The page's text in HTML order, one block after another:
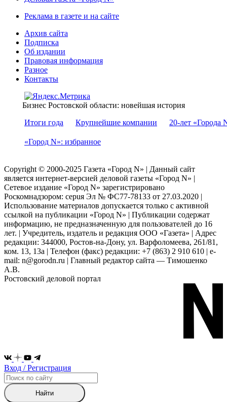
Реклама в газете и на сайте
Архив сайта
Подписка
Об издании
Правовая информация
Разное
Контакты
Бизнес Ростовской области: новейшая история
Итоги года
Крупнейшие компании 20-лет «Города
«Город N»: избранное
Copyright © 2000-2025 Газета «Город N» | Данный сайт
является интернет-версией деловой газеты «Город N» |
Сетевое издание «Город N» зарегистрировано
Роскомнадзором: серuя Эл № ФС77-78133 от 27.03.2020 |
Использование материалов допускается только с активной
ссылкой на публикации «Город N» | Публикации содержат
информацию, не предназначенную для пользователей до 16
лет. | Учредитель, издатель и редакция ООО «Газета» | Адрес
редакции: 344000, Ростов-на-Дону, ул. Варфоломеева, 261/81,
ком. 13, 13а | Телефон (факс) редакции: +7 (863) 2 910 610 | e-
mail: n@gorodn.ru | Главный редактор сайта — Тимошенко
А.В.
Ростовский деловой портал
Вход / Регистрация
Найти